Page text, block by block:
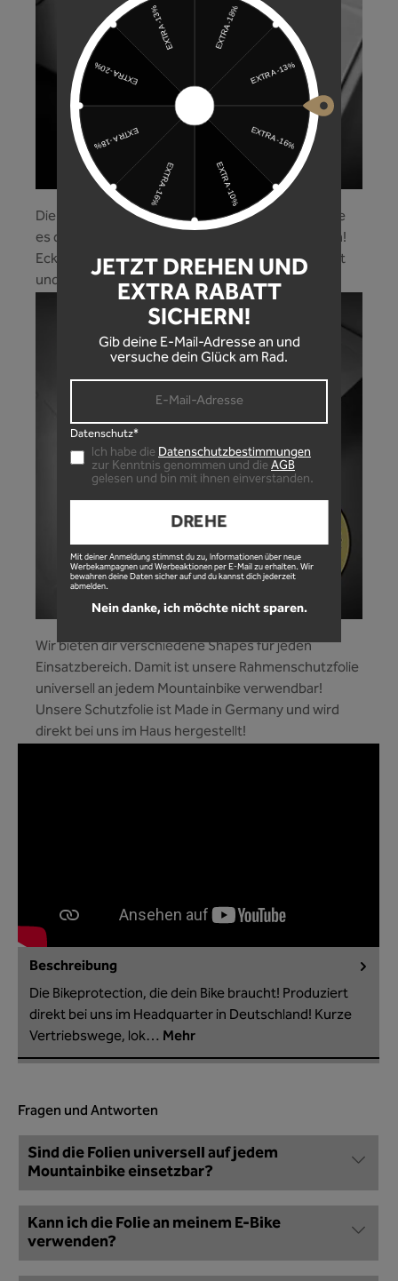
Die präzisen Formcuts der Rahmenschutzfolie, die
es dir ermöglichen jede Rahmenform zu schützen!
Ecken und Kanten werden mit Leichtigkeit beklebt
und dein Bike optimal geschützt!
Wir bieten dir verschiedene Shapes für jeden
Einsatzbereich. Damit ist unsere Rahmenschutzfolie
universell an jedem Mountainbike verwendbar!
Unsere Schutzfolie ist Made in Germany und wird
direkt bei uns im Haus hergestellt!
Beschreibung
Die Bikeprotection, die dein Bike braucht! Produziert
direkt bei uns im Headquarter in Deutschland! Kurze
Vertriebswege, lok… Mehr
Fragen und Antworten
Sind die Folien universell auf jedem
Mountainbike einsetzbar?
Kann ich die Folie an meinem E-Bike
verwenden?
JETZT DREHEN UND
EXTRA RABATT
SICHERN!
Gib deine E-Mail-Adresse an und
versuche dein Glück am Rad.
Datenschutz*
Ich habe die Datenschutzbestimmungen
zur Kenntnis genommen und die AGB
gelesen und bin mit ihnen einverstanden.
DREHE
Mit deiner Anmeldung stimmst du zu, Informationen über neue
Werbekampagnen und Werbeaktionen per E-Mail zu erhalten. Wir
bewahren deine Daten sicher auf und du kannst dich jederzeit
abmelden.
Nein danke, ich möchte nicht sparen.